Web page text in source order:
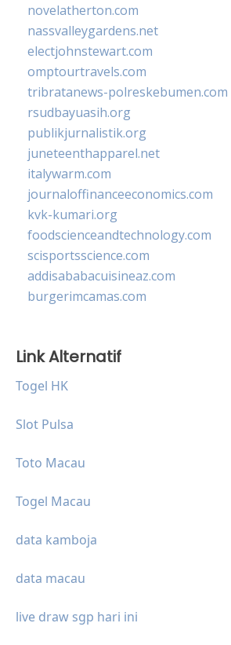
novelatherton.com
nassvalleygardens.net
electjohnstewart.com
omptourtravels.com
tribratanews-polreskebumen.com
rsudbayuasih.org
publikjurnalistik.org
juneteenthapparel.net
italywarm.com
journaloffinanceeconomics.com
kvk-kumari.org
foodscienceandtechnology.com
scisportsscience.com
addisababacuisineaz.com
burgerimcamas.com
Link Alternatif
Togel HK
Slot Pulsa
Toto Macau
Togel Macau
data kamboja
data macau
live draw sgp hari ini